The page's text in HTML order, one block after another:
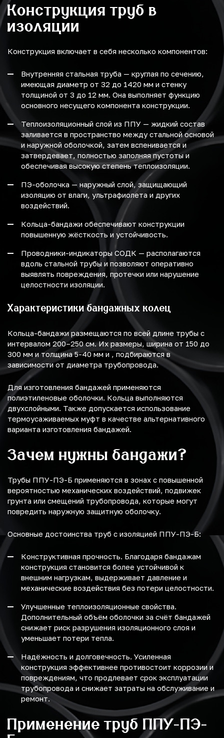
Конструкция труб в
изоляции
Конструкция включает в себя несколько компонентов:
Внутренняя стальная труба — круглая по сечению,
имеющая диаметр от 32 до 1420 мм и стенку
толщиной от 3 до 12 мм. Она выполняет функцию
основного несущего компонента конструкции.
Теплоизоляционный слой из ППУ — жидкий состав
заливается в пространство между стальной основой
и наружной оболочкой, затем вспенивается и
затвердевает, полностью заполняя пустоты и
обеспечивая высокую степень теплоизоляции.
ПЭ-оболочка — наружный слой, защищающий
изоляцию от влаги, ультрафиолета и других
воздействий.
Кольца-бандажи обеспечивают конструкции
повышенную жёсткость и устойчивость.
Проводники-индикаторы СОДК — располагаются
вдоль стальной трубы и позволяют оперативно
выявлять повреждения, протечки или нарушение
целостности изоляции.
Характеристики бандажных колец
Кольца-бандажи размещаются по всей длине трубы с
интервалом 200–250 см. Их размеры, ширина от 150 до
300 мм и толщина 5-40 мм и , подбираются в
зависимости от диаметра трубопровода.
Для изготовления бандажей применяются
полиэтиленовые оболочки. Кольца выполняются
двухслойными. Также допускается использование
термоусаживаемых муфт в качестве альтернативного
варианта изготовления бандажей.
Зачем нужны бандажи?
Трубы ППУ-ПЭ-Б применяются в зонах с повышенной
вероятностью механических воздействий, подвижек
грунта или смещений трубопровода, которые могут
повредить наружную защитную оболочку.
Основные достоинства труб с изоляцией ППУ-ПЭ-Б:
Конструктивная прочность. Благодаря бандажам
конструкция становится более устойчивой к
внешним нагрузкам, выдерживает давление и
механические воздействия без потери целостности.
Улучшенные теплоизоляционные свойства.
Дополнительный объём оболочки за счёт бандажей
снижает риск разрушения изоляционного слоя и
уменьшает потери тепла.
Надёжность и долговечность. Усиленная
конструкция эффективнее противостоит коррозии и
повреждениям, что продлевает срок эксплуатации
трубопровода и снижает затраты на обслуживание и
ремонт.
Применение труб ППУ-ПЭ-